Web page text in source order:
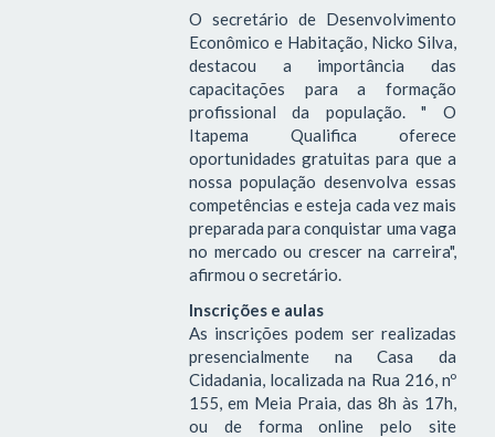
O secretário de Desenvolvimento
Econômico e Habitação, Nicko Silva,
destacou a importância das
capacitações para a formação
profissional da população. " O
Itapema Qualifica oferece
oportunidades gratuitas para que a
nossa população desenvolva essas
competências e esteja cada vez mais
preparada para conquistar uma vaga
no mercado ou crescer na carreira",
afirmou o secretário.
Inscrições e aulas
As inscrições podem ser realizadas
presencialmente na Casa da
Cidadania, localizada na Rua 216, nº
155, em Meia Praia, das 8h às 17h,
ou de forma online pelo site